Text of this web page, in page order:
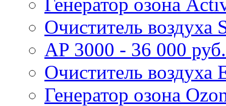
Очиститель воздуха
AP 3000 - 36 000 руб.
Очиститель воздуха
Генератор озона